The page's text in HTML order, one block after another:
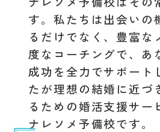
す。私たちは出会いの
るだけでなく、豊富な
度なコーチングで、あ
成功を全力でサポート
たが理想の結婚に近づ
るための婚活支援サー
ナレソメ予備校です。